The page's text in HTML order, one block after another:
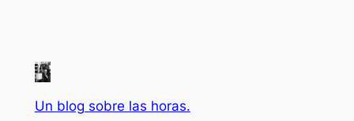
Un blog sobre las horas.